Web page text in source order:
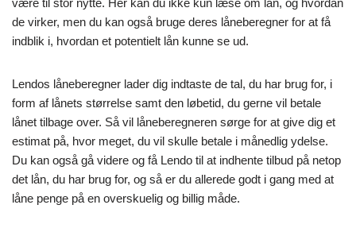
de virker, men du kan også bruge deres låneberegner for at få
indblik i, hvordan et potentielt lån kunne se ud.
Lendos låneberegner lader dig indtaste de tal, du har brug for, i
form af lånets størrelse samt den løbetid, du gerne vil betale
lånet tilbage over. Så vil låneberegneren sørge for at give dig et
estimat på, hvor meget, du vil skulle betale i månedlig ydelse.
Du kan også gå videre og få Lendo til at indhente tilbud på netop
det lån, du har brug for, og så er du allerede godt i gang med at
låne penge på en overskuelig og billig måde.